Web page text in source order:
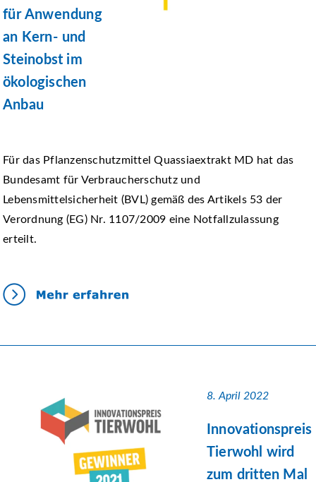
für Anwendung
an Kern- und
Steinobst im
ökologischen
Anbau
Für das Pflanzenschutzmittel Quassiaextrakt MD hat das
Bundesamt für Verbraucherschutz und
Lebensmittelsicherheit (BVL) gemäß des Artikels 53 der
Verordnung (EG) Nr. 1107/2009 eine Notfallzulassung
erteilt.
8. April 2022
Innovationspreis
Tierwohl wird
zum dritten Mal